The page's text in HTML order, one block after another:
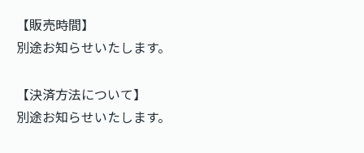
【販売時間】
別途お知らせいたします。
【決済方法について】
別途お知らせいたします。